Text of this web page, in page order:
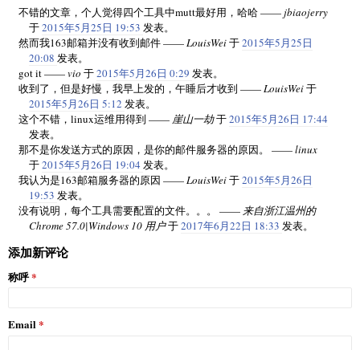
echo -n -e "Enter e-mail subject:\n[Enter] "
read SUBJECT
echo
if [ "$SUBJECT" == "" ]
then
echo "Proceeding without the subject..."
fi
# 读取作为附件的文件名
echo -e "Provide the list of attachments. Separate names by
If there are spaces in file name, quote file name with \"."
read att
echo
# 确保文件名指向真实文件
echo "Attachments: $attachments"
do
不错的文章，个人觉得四个工具中mutt最好用，哈哈 —— jbiaojerry
于2015年5月25日 19:53 发表。
然而我163邮箱并没有收到邮件 —— LouisWei于2015年5月25日
20:08 发表。
got it ——vio 于2015年5月26日 0:29 发表。
收到了，但是好慢，我早上发的，午睡后才收到 —— LouisWei于
2015年5月26日 5:12 发表。
这个不错，linux运维用得到 —— 崖山一劫于2015年5月26日 17:44
发表。
那不是你发送方式的原因，是你的邮件服务器的原因。 ——linux
于2015年5月26日 19:04 发表。
我认为是163邮箱服务器的原因 —— LouisWei于2015年5月26日
19:53 发表。
没有说明，每个工具需要配置的文件。。。 —— 来自浙江温州的
Chrome 57.0|Windows 10 用户于2017年6月22日 18:33 发表。
添加新评论
称呼
Email